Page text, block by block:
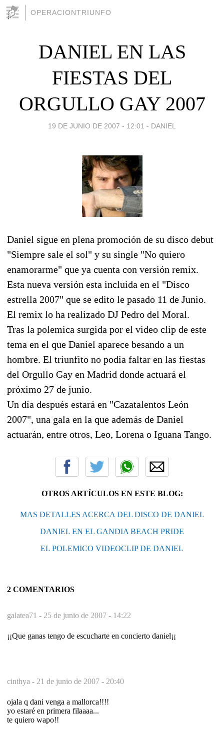
OPERACIONTRIUNFO
DANIEL EN LAS
FIESTAS DEL
ORGULLO GAY 2007
19 DE JUNIO DE 2007 - 12:01 - DANIEL
Daniel sigue en plena promoción de su disco debut
"Siempre sale el sol" y su single "No quiero
enamorarme" que ya cuenta con versión remix.
Esta nueva versión esta incluida en el "Disco
estrella 2007" que se edito le pasado 11 de Junio.
El remix lo ha realizado DJ Pedro del Moral.
Tras la polemica surgida por el video clip de este
tema en el que Daniel aparece besando a un
hombre. El triunfito no podia faltar en las fiestas
del Orgullo Gay en Madrid donde actuará el
próximo 27 de junio.
Un día después estará en "Cazatalentos León
2007", una gala en la que además de Daniel
actuarán, entre otros, Leo, Lorena o Iguana Tango.
OTROS ARTÍCULOS EN ESTE BLOG:
MAS DETALLES ACERCA DEL DISCO DE DANIEL
DANIEL EN EL GANDIA BEACH PRIDE
EL POLEMICO VIDEOCLIP DE DANIEL
2 COMENTARIOS
galatea71 - 25 de junio de 2007 - 14:22
¡¡Que ganas tengo de escucharte en concierto daniel¡¡
cinthya - 21 de junio de 2007 - 20:40
ojala q dani venga a mallorca!!!!
yo estaré en primera filaaaa...
te quiero wapo!!